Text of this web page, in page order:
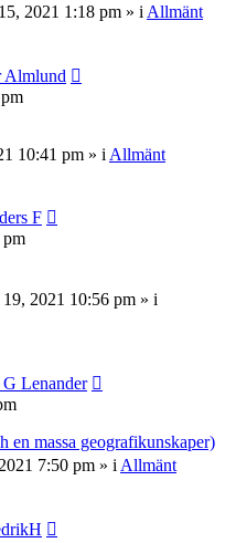
2021 1:18 pm » i Allmänt
Almlund
10:41 pm » i Allmänt
F
pm
19, 2021 10:56 pm » i
Lenander
en massa geografikunskaper)
7:50 pm » i Allmänt